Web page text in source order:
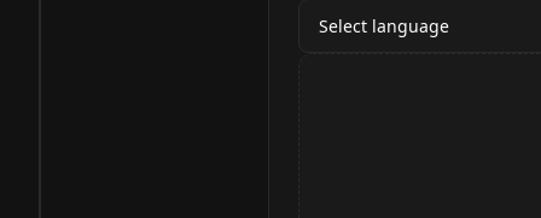
Select language